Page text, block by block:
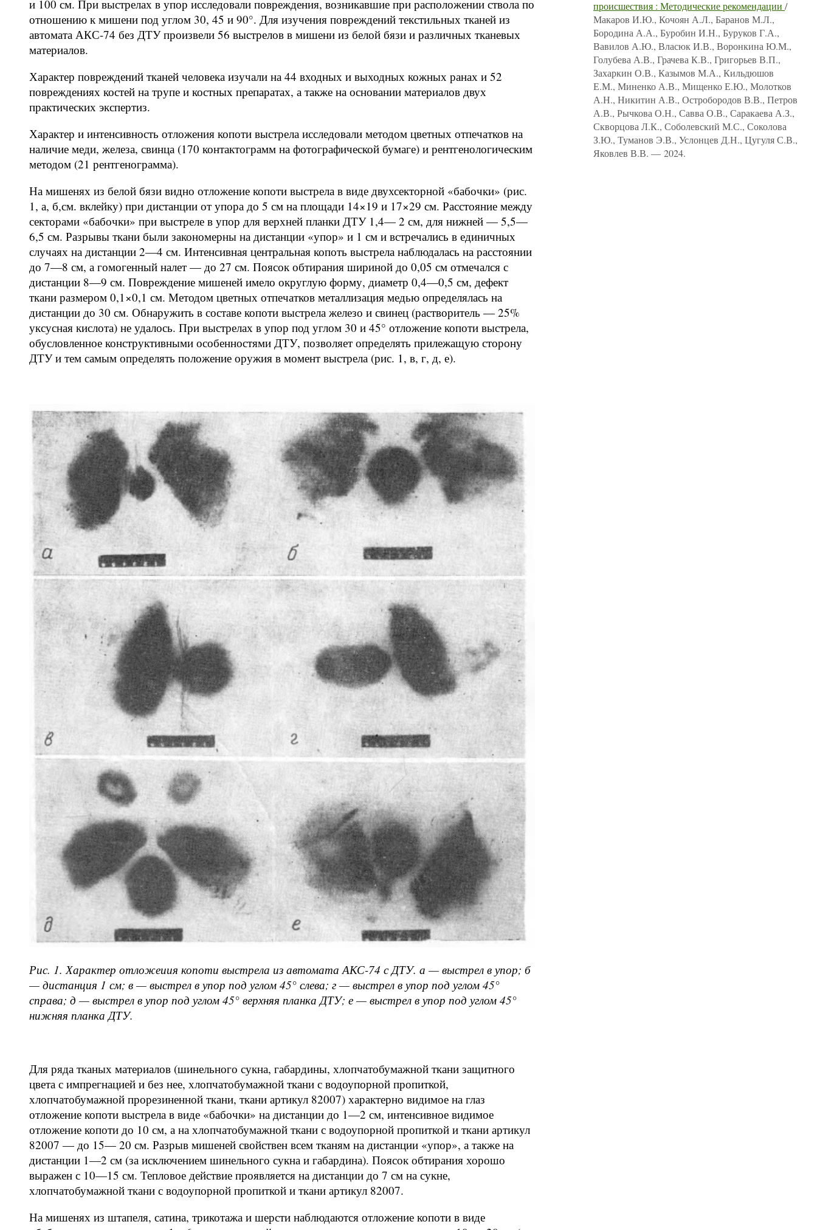
и 100 см. При выстрелах в упор исследовали повреждения, возникавшие при расположении ствола по
отношению к мишени под углом 30, 45 и 90°. Для изучения повреждений текстильных тканей из
автомата АКС-74 без ДТУ произвели 56 выстрелов в мишени из белой бязи и различных тканевых
материалов.
Характер повреждений тканей человека изучали на 44 входных и выходных кожных ранах и 52
повреждениях костей на трупе и костных препаратах, а также на основании материалов двух
практических экспертиз.
Характер и интенсивность отложения копоти выстрела исследовали методом цветных отпечатков на
наличие меди, железа, свинца (170 контактограмм на фотографической бумаге) и рентгенологическим
методом (21 рентгенограмма).
На мишенях из белой бязи видно отложение копоти выстрела в виде двухсекторной «бабочки» (рис.
1, а, б,см. вклейку) при дистанции от упора до 5 см на площади 14×19 и 17×29 см. Расстояние между
секторами «бабочки» при выстреле в упор для верхней планки ДТУ 1,4— 2 см, для нижней — 5,5—
6,5 см. Разрывы ткани были закономерны на дистанции «упор» и 1 см и встречались в единичных
случаях на дистанции 2—4 см. Интенсивная центральная копоть выстрела наблюдалась на расстоянии
до 7—8 см, а гомогенный налет — до 27 см. Поясок обтирания шириной до 0,05 см отмечался с
дистанции 8—9 см. Повреждение мишеней имело округлую форму, диаметр 0,4—0,5 см, дефект
ткани размером 0,1×0,1 см. Методом цветных отпечатков металлизация медью определялась на
дистанции до 30 см. Обнаружить в составе копоти выстрела железо и свинец (растворитель — 25%
уксусная кислота) не удалось. При выстрелах в упор под углом 30 и 45° отложение копоти выстрела,
обусловленное конструктивными особенностями ДТУ, позволяет определять прилежащую сторону
ДТУ и тем самым определять положение оружия в момент выстрела (рис. 1, в, г, д, е).
Рис. 1. Характер отложеиия копоти выстрела из автомата АКС-74 с ДТУ. а — выстрел в упор; б
— дистанция 1 см; в — выстрел в упор под углом 45° слева; г — выстрел в упор под углом 45°
справа; д — выстрел в упор под углом 45° верхняя планка ДТУ; е — выстрел в упор под углом 45°
нижняя планка ДТУ.
Для ряда тканых материалов (шинельного сукна, габардины, хлопчатобумажной ткани защитного
цвета с импрегнацией и без нее, хлопчатобумажной ткани с водоупорной пропиткой,
хлопчатобумажной прорезиненной ткани, ткани артикул 82007) характерно видимое на глаз
отложение копоти выстрела в виде «бабочки» на дистанции до 1—2 см, интенсивное видимое
отложение копоти до 10 см, а на хлопчатобумажной ткани с водоупорной пропиткой и ткани артикул
82007 — до 15— 20 см. Разрыв мишеней свойствен всем тканям на дистанции «упор», а также на
дистанции 1—2 см (за исключением шинельного сукна и габардина). Поясок обтирания хорошо
выражен с 10—15 см. Тепловое действие проявляется на дистанции до 7 см на сукне,
хлопчатобумажной ткани с водоупорной пропиткой и ткани артикул 82007.
На мишенях из штапеля, сатина, трикотажа и шерсти наблюдаются отложение копоти в виде
происшествия : Методические рекомендации /
Макаров И.Ю., Кочоян А.Л., Баранов М.Л.,
Бородина А.А., Буробин И.Н., Буруков Г.А.,
Вавилов А.Ю., Власюк И.В., Воронкина Ю.М.,
Голубева А.В., Грачева К.В., Григорьев В.П.,
Захаркин О.В., Казымов М.А., Кильдюшов
Е.М., Миненко А.В., Мищенко Е.Ю., Молотков
А.Н., Никитин А.В., Остробородов В.В., Петров
А.В., Рычкова О.Н., Савва О.В., Саракаева А.З.,
Скворцова Л.К., Соболевский М.С., Соколова
З.Ю., Туманов Э.В., Услонцев Д.Н., Цугуля С.В.,
Яковлев В.В. — 2024.